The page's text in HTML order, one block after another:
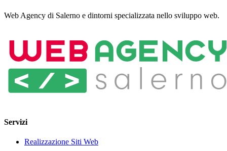
Web Agency di Salerno e dintorni specializzata nello sviluppo web.
Servizi
Realizzazione Siti Web